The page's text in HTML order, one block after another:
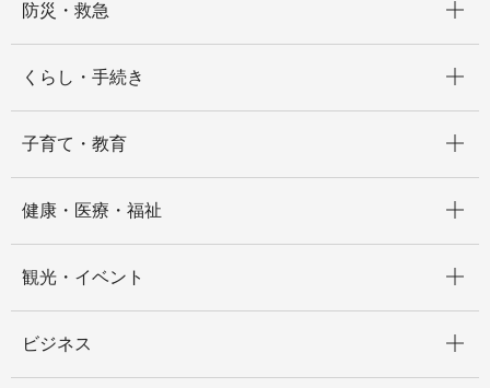
防災・救急
くらし・手続き
子育て・教育
健康・医療・福祉
観光・イベント
ビジネス